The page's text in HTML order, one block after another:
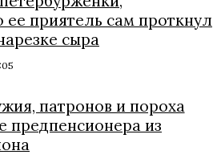
ее приятель сам проткнул
сыра
патронов и пороха
предпенсионера из